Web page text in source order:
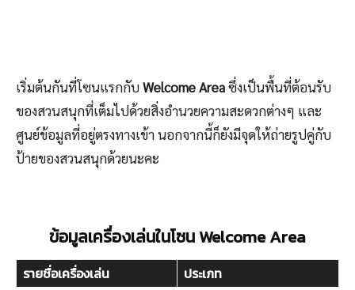
เริ่มต้นกันที่โซนแรกกับWelcome Areaซึ่งเป็นพื้นที่ต้อนรับ
ของสวนสนุกที่เต็มไปด้วยสิ่งอำนวยความสะดวกต่างๆ และ
ศูนย์ข้อมูลที่อยู่ตรงทางเข้า นอกจากนี้ก็ยังมีจุดให้ถ่ายรูปคู่กับ
ป้ายของสวนสนุกด้วยนะคะ
ข้อมูลเครื่องเล่นในโซน Welcome Area
รายชื่อเครื่องเล่น ประเภท